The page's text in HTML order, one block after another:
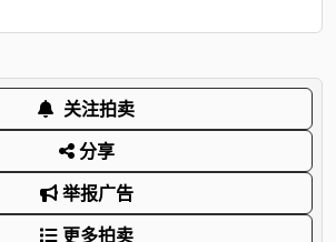
关注拍卖
分享
举报广告
更多拍卖